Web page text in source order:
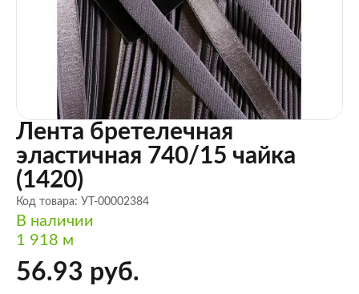
Лента бретелечная
эластичная 740/15 чайка
(1420)
Код товара: УТ-00002384
В наличии
1 918 м
56.93 руб.